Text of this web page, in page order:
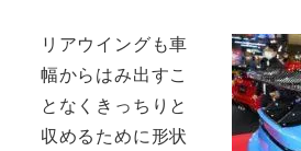
リアウイングも車
幅からはみ出すこ
となくきっちりと
収めるために形状